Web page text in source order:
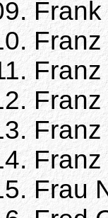
Frank
Franz
Frau